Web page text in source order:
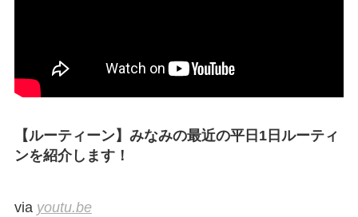
【ルーティーン】みなみの最近の平日1日ルーティ
ンを紹介します！
via youtu.be